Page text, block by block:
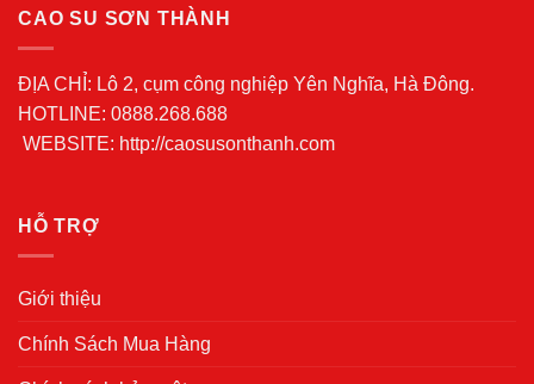
CAO SU SƠN THÀNH
ĐỊA CHỈ: Lô 2, cụm công nghiệp Yên Nghĩa, Hà Đông.
HOTLINE: 0888.268.688
WEBSITE: http://caosusonthanh.com
HỖ TRỢ
Giới thiệu
Chính Sách Mua Hàng